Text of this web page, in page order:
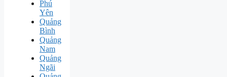
Phú
Yên
Quảng
Bình
Quảng
Nam
Quảng
Ngãi